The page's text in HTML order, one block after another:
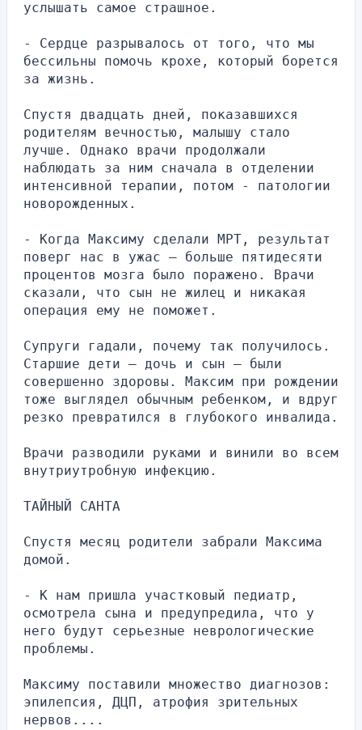
услышать самое страшное.
- Сердце разрывалось от того, что мы
бессильны помочь крохе, который борется
за жизнь.
Спустя двадцать дней, показавшихся
родителям вечностью, малышу стало
лучше. Однако врачи продолжали
наблюдать за ним сначала в отделении
интенсивной терапии, потом - патологии
новорожденных.
- Когда Максиму сделали МРТ, результат
поверг нас в ужас — больше пятидесяти
процентов мозга было поражено. Врачи
сказали, что сын не жилец и никакая
операция ему не поможет.
Супруги гадали, почему так получилось.
Старшие дети — дочь и сын — были
совершенно здоровы. Максим при рождении
тоже выглядел обычным ребенком, и вдруг
резко превратился в глубокого инвалида.
Врачи разводили руками и винили во всем
внутриутробную инфекцию.
ТАЙНЫЙ САНТА
Спустя месяц родители забрали Максима
домой.
- К нам пришла участковый педиатр,
осмотрела сына и предупредила, что у
него будут серьезные неврологические
проблемы.
Максиму поставили множество диагнозов:
эпилепсия, ДЦП, атрофия зрительных
нервов....